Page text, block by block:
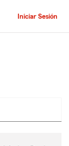
Iniciar Sesión